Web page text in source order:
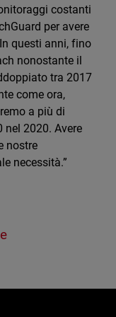
costanti
per avere
questi anni, fino
nonostante il
tra 2017
come ora,
a più di
2020. Avere
nostre
necessità.”